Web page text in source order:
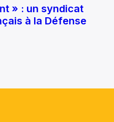
» : un syndicat
à la Défense